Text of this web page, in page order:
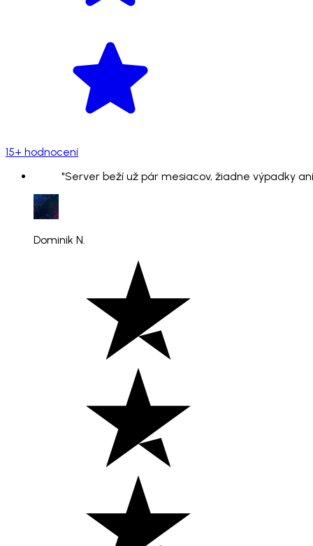
15+ hodnocení
"Server beží už pár mesiacov, žiadne výpadky
Dominik N.